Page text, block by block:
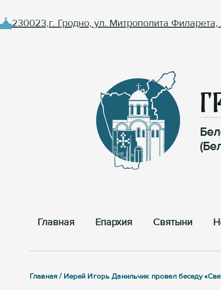
230023,г. Гродно, ул. Митрополита Филарета,
Главная Епархия Cвятыни
Главная / Иерей Игорь Данильчик провел беседу